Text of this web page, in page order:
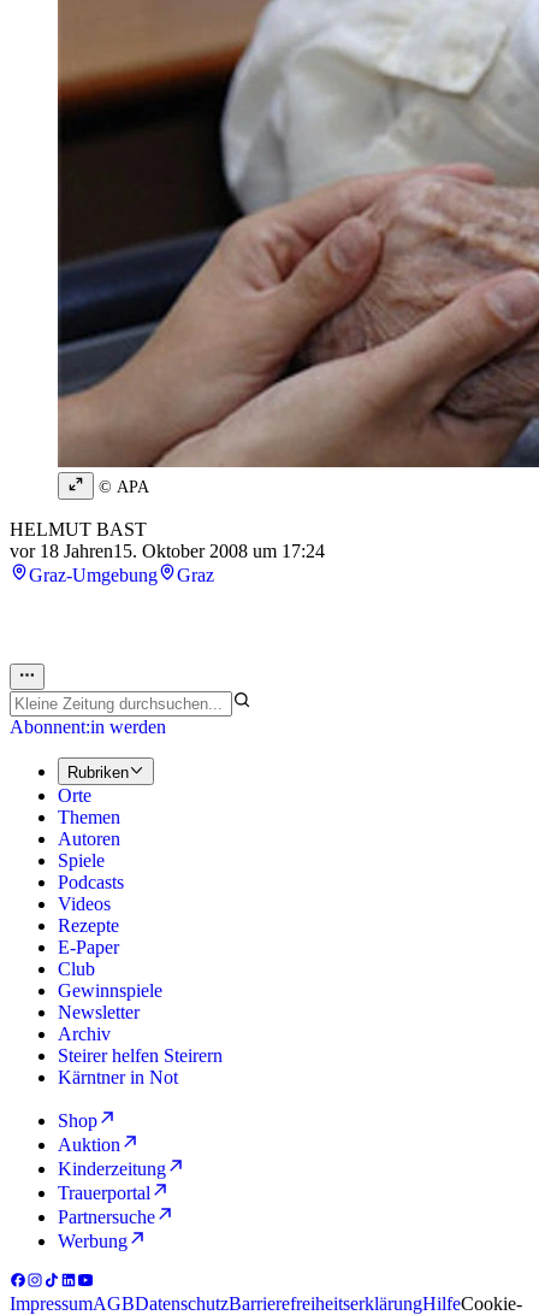
© APA
HELMUT BAST
vor 18 Jahren15. Oktober 2008 um 17:24
Graz-Umgebung
Graz
Abonnent:in werden
Rubriken
Orte
Themen
Autoren
Spiele
Podcasts
Videos
Rezepte
E-Paper
Club
Gewinnspiele
Newsletter
Archiv
Steirer helfen Steirern
Kärntner in Not
Shop
Auktion
Kinderzeitung
Trauerportal
Partnersuche
Werbung
ImpressumAGBDatenschutzBarrierefreiheitserklärungHilfeCookie-